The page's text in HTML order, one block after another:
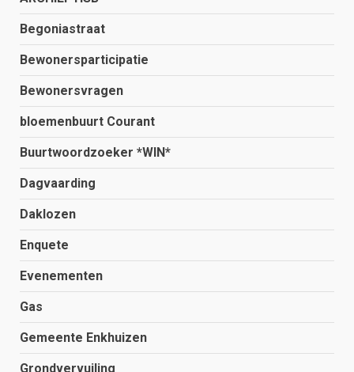
Begoniastraat
Bewonersparticipatie
Bewonersvragen
bloemenbuurt Courant
Buurtwoordzoeker *WIN*
Dagvaarding
Daklozen
Enquete
Evenementen
Gas
Gemeente Enkhuizen
Grondvervuiling